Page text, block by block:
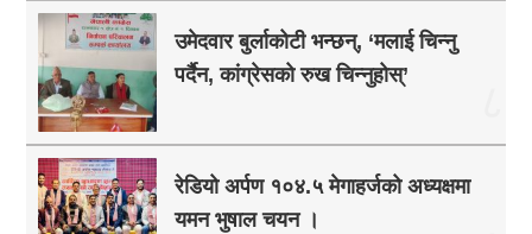
उमेदवार बुर्लाकोटी भन्छन्, ‘मलाई चिन्नु
पर्दैन, कांग्रेसको रुख चिन्नुहोस्’
रेडियो अर्पण १०४.५ मेगाहर्जको अध्यक्षमा
यमन भुषाल चयन ।